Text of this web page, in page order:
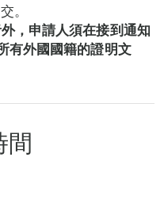
。
，申請人須在接到通知
有外國國籍的證明文
間